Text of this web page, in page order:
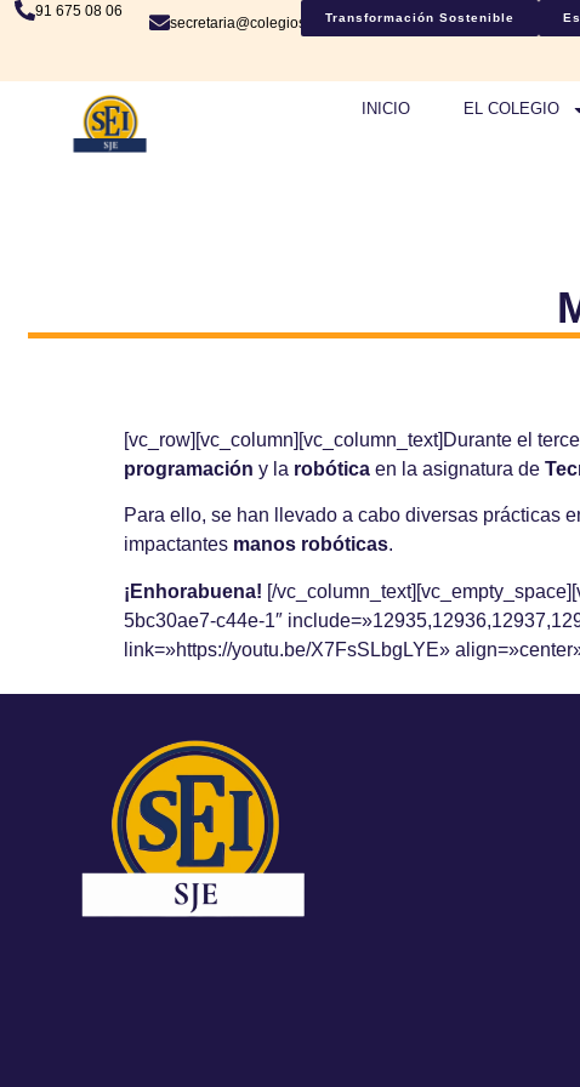
91 675 08 06
secretaria@colegiosje.esTransformación Sostenible
INICIO EL COLEGIO
[vc_row][vc_column][vc_column_text]Durante el
programación y la robótica en la asignatura de
Para ello, se han llevado a cabo diversas prácticas
impactantes manos robóticas.
¡Enhorabuena! [/
5bc30ae7-c44e-1″
link=»https://youtu.be/X7FsSLbgLYE»